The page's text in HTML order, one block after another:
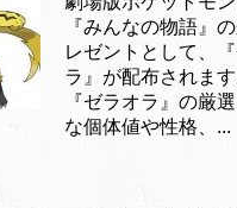
『みんなの物語』
レゼントとして、
ラ』が配布されま
『ゼラオラ』の厳
な個体値や性格、...